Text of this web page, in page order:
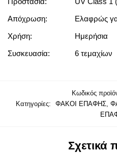
Απόχρωση:
Ελαφρώς
Χρήση:
Ημερήσια
Συσκευασία:
6 τεμαχίων
Κωδικός
Κατηγορίες:
ΦΑΚΟΙ ΕΠΑΦΗΣ,
Σχετικά